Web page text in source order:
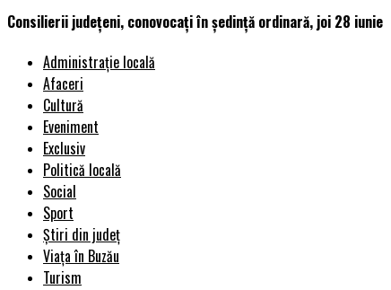
Consilierii județeni, conovocați în ședință ordinară, joi 28 iunie
Administrație locală
Afaceri
Cultură
Eveniment
Exclusiv
Politică locală
Social
Sport
Știri din județ
Viața în Buzău
Turism